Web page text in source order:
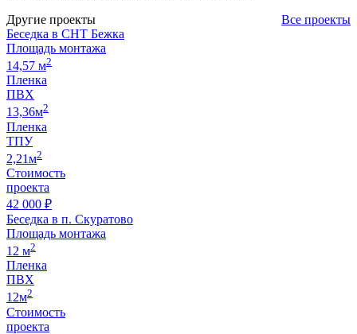
Другие проекты
Все проекты
Беседка в СНТ Бежка
Площадь монтажа
14,57 м2
Пленка
ПВХ
13,36м2
Пленка
ТПУ
2,21м2
Стоимость
проекта
42 000 ₽
Беседка в п. Скуратово
Площадь монтажа
12 м2
Пленка
ПВХ
12м2
Стоимость
проекта